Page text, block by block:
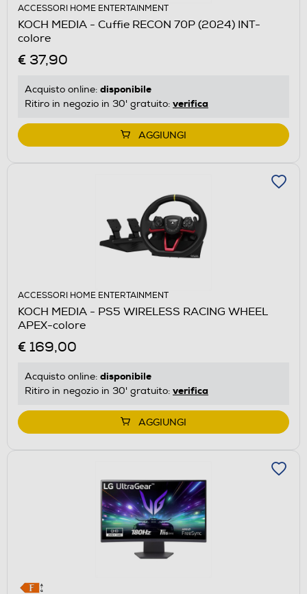
ACCESSORI HOME ENTERTAINMENT
KOCH MEDIA - Cuffie RECON 70P (2024) INT-
colore
€ 37,90
Acquisto online: disponibile
Ritiro in negozio in 30' gratuito: verifica
AGGIUNGI
ACCESSORI HOME ENTERTAINMENT
KOCH MEDIA - PS5 WIRELESS RACING WHEEL
APEX-colore
€ 169,00
Acquisto online: disponibile
Ritiro in negozio in 30' gratuito: verifica
AGGIUNGI